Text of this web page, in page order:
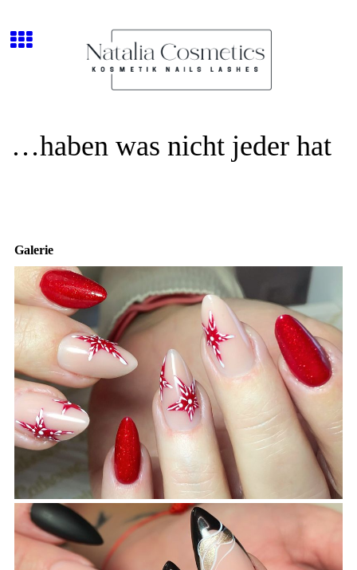
…haben was nicht jeder hat
Galerie